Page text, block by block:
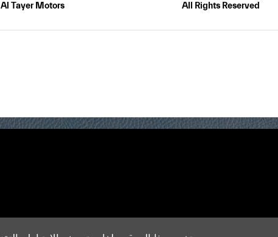
All Rights Reserved
Tayer Motors